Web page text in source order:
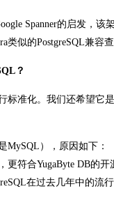
Spanner的启发，
类似的PostgreSQL兼
？
标准化。我们还希望它
MySQL），原因如下：
符合YugaByte DB的开
在过去几年中的流